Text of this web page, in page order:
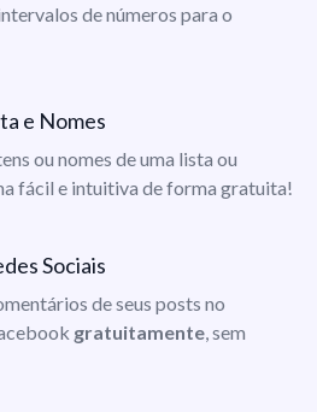
de números para o
e Nomes
ou nomes de uma lista ou
fácil e intuitiva de forma gratuita!
Sociais
de seus posts no
gratuitamente, sem